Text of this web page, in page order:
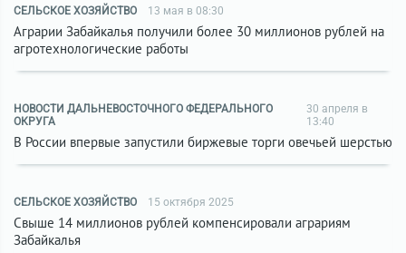
СЕЛЬСКОЕ ХОЗЯЙСТВО 13 мая в 08:30
Аграрии Забайкалья получили более 30 миллионов рублей на
агротехнологические работы
НОВОСТИ ДАЛЬНЕВОСТОЧНОГО ФЕДЕРАЛЬНОГО
ОКРУГА
30 апреля в
13:40
В России впервые запустили биржевые торги овечьей шерстью
СЕЛЬСКОЕ ХОЗЯЙСТВО 15 октября 2025
Свыше 14 миллионов рублей компенсировали аграриям
Забайкалья